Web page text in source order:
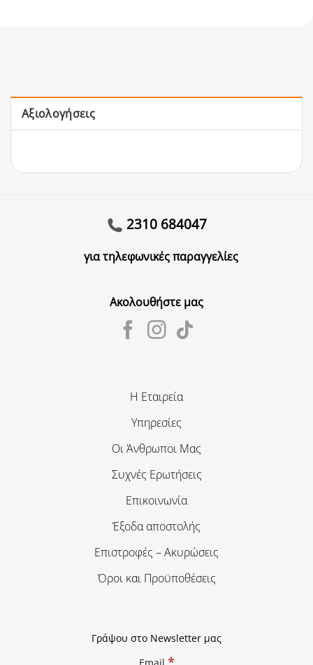
Αξιολογήσεις
2310 684047
για τηλεφωνικές παραγγελίες
Ακολουθήστε μας
Η Εταιρεία
Υπηρεσίες
Οι Άνθρωποι Μας
Συχνές Ερωτήσεις
Επικοινωνία
Έξοδα αποστολής
Επιστροφές – Ακυρώσεις
Όροι και Προϋποθέσεις
Γράψου στο Newsletter μας